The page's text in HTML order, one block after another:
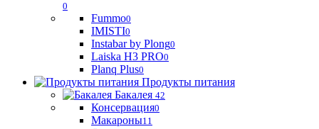
0
Fummo0
IMISTI0
Instabar by Plong0
Laiska H3 PRO0
Planq Plus0
Продукты питания
Бакалея 42
Консервация0
Макароны11